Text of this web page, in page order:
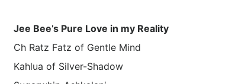
Jee Bee’s Pure Love in my Reality
Ch Ratz Fatz of Gentle Mind
Kahlua of Silver-Shadow